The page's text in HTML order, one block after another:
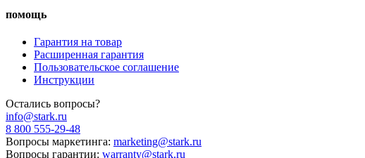
помощь
Гарантия на товар
Расширенная гарантия
Пользовательское соглашение
Инструкции
Остались вопросы?
info@stark.ru
8 800 555-29-48
Вопросы маркетинга: marketing@stark.ru
Вопросы гарантии: warranty@stark.ru